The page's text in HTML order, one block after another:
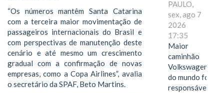
“Os números mantêm Santa Catarina
com a terceira maior movimentação de
passageiros internacionais do Brasil e
com perspectivas de manutenção deste
cenário e até mesmo um crescimento
gradual com a confirmação de novas
empresas, como a Copa Airlines”, avalia
o secretário da SPAF, Beto Martins.
PAULO,
sex, ago 7
2026
17:35
Maior
caminhão
Volkswagen
do mundo foi
responsável